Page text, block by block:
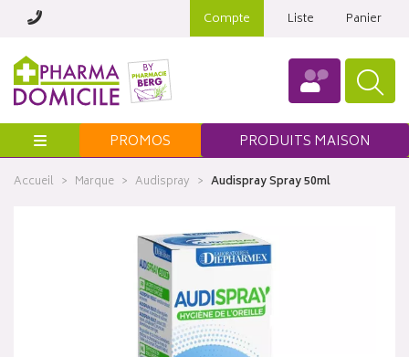
Compte Liste Panier
Menu PROMOS PRODUITS MAISON
Accueil Marque Audispray Audispray Spray 50ml